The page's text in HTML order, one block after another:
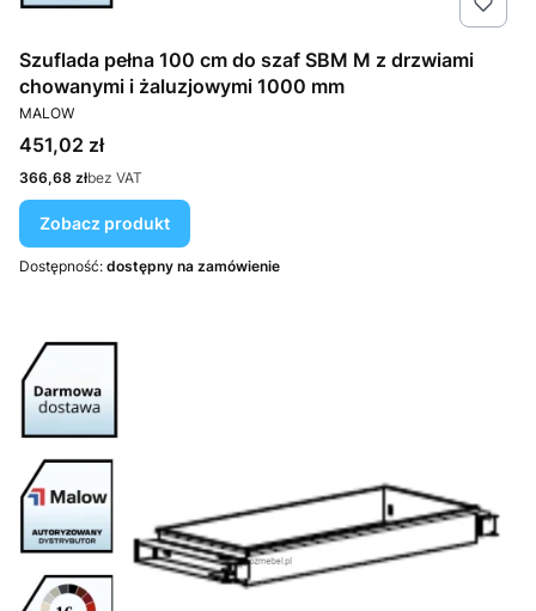
Szuflada pełna 100 cm do szaf SBM M z drzwiami
chowanymi i żaluzjowymi 1000 mm
PRODUCENT
MALOW
Cena
451,02 zł
Cena
366,68 złbez VAT
Zobacz produkt
Dostępność: dostępny na zamówienie